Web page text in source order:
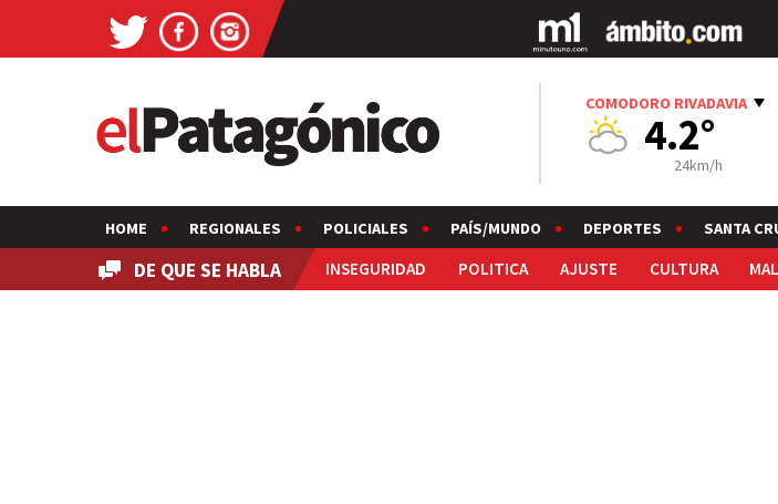
COMODORO RIVADAVIA
4.2°
24km/h
HOME REGIONALES POLICIALES PAÍS/MUNDO DEPORTES SANTA
DE QUE SE HABLA INSEGURIDAD POLITICA AJUSTE CULTURA